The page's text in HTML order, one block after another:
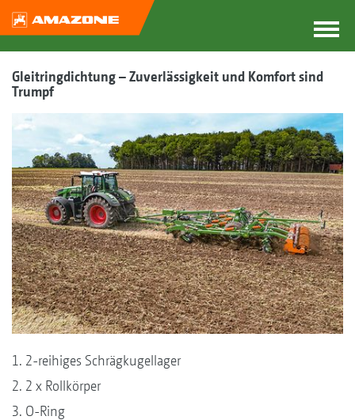
Gleitringdichtung – Zuverlässigkeit und Komfort sind
Trumpf
1. 2-reihiges Schrägkugellager
2. 2 x Rollkörper
3. O-Ring